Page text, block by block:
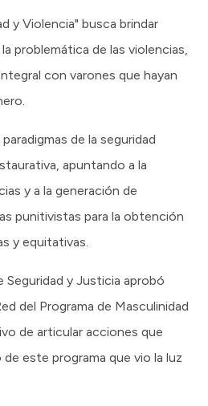
y Violencia" busca brindar
problemática de las violencias,
con varones que hayan
de la seguridad
apuntando a la
y a la generación de
punitivistas para la obtención
y equitativas.
y Justicia aprobó
del Programa de Masculinidad
de articular acciones que
este programa que vio la luz